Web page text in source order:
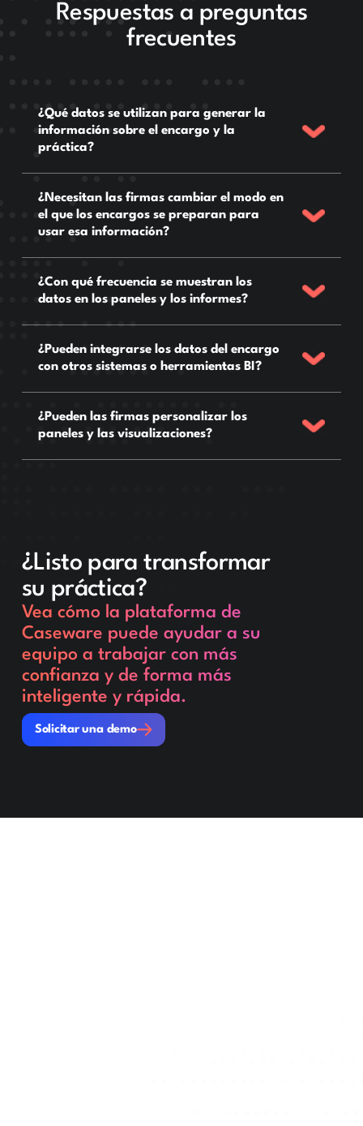
Respuestas a preguntas
frecuentes
¿Qué datos se utilizan para generar la
información sobre el encargo y la
práctica?
¿Necesitan las firmas cambiar el modo en
el que los encargos se preparan para
usar esa información?
¿Con qué frecuencia se muestran los
datos en los paneles y los informes?
¿Pueden integrarse los datos del encargo
con otros sistemas o herramientas BI?
¿Pueden las firmas personalizar los
paneles y las visualizaciones?
¿Listo para transformar
su práctica?
Vea cómo la plataforma de
Caseware puede ayudar a su
equipo a trabajar con más
confianza y de forma más
inteligente y rápida.
Solicitar una demo
Solicitar una demo